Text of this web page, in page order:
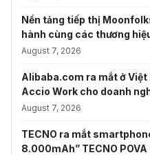
Nền tảng tiếp thị
hành cùng các thương
August 7, 2026
Alibaba.com ra mắt ở
Accio Work cho doanh
August 7, 2026
TECNO ra mắt
8.000mAh” TECNO